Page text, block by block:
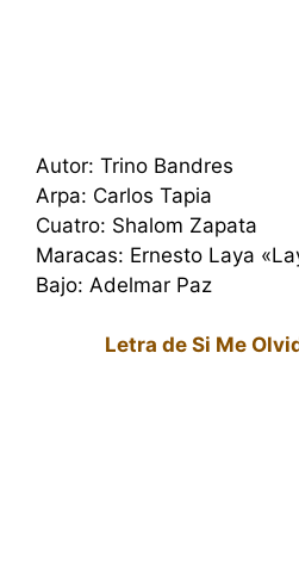
Autor: Trino Bandres
Arpa: Carlos Tapia
Cuatro: Shalom Zapata
Maracas: Ernesto Laya
Bajo: Adelmar Paz
Letra de Si Me